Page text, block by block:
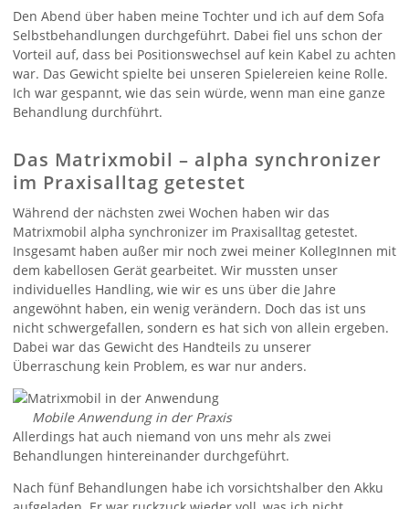
Den Abend über haben meine Tochter und ich auf dem Sofa
Selbstbehandlungen durchgeführt. Dabei fiel uns schon der
Vorteil auf, dass bei Positionswechsel auf kein Kabel zu achten
war. Das Gewicht spielte bei unseren Spielereien keine Rolle.
Ich war gespannt, wie das sein würde, wenn man eine ganze
Behandlung durchführt.
Das Matrixmobil – alpha synchronizer
im Praxisalltag getestet
Während der nächsten zwei Wochen haben wir das
Matrixmobil alpha synchronizer im Praxisalltag getestet.
Insgesamt haben außer mir noch zwei meiner KollegInnen mit
dem kabellosen Gerät gearbeitet. Wir mussten unser
individuelles Handling, wie wir es uns über die Jahre
angewöhnt haben, ein wenig verändern. Doch das ist uns
nicht schwergefallen, sondern es hat sich von allein ergeben.
Dabei war das Gewicht des Handteils zu unserer
Überraschung kein Problem, es war nur anders.
Mobile Anwendung in der Praxis
Allerdings hat auch niemand von uns mehr als zwei
Behandlungen hintereinander durchgeführt.
Nach fünf Behandlungen habe ich vorsichtshalber den Akku